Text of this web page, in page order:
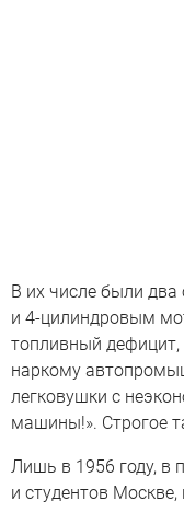
В их числе были
и 4-цилиндровым
топливный дефицит,
наркому
легковушки с
машины!». Строгое
Лишь в 1956 году, в
и студентов